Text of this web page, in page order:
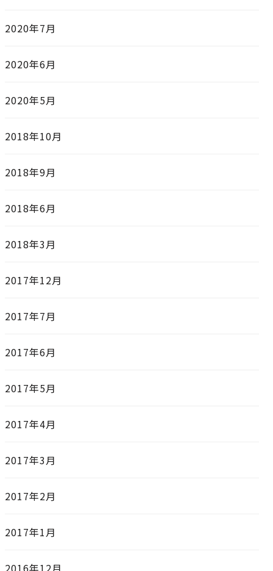
2020年7月
2020年6月
2020年5月
2018年10月
2018年9月
2018年6月
2018年3月
2017年12月
2017年7月
2017年6月
2017年5月
2017年4月
2017年3月
2017年2月
2017年1月
2016年12月